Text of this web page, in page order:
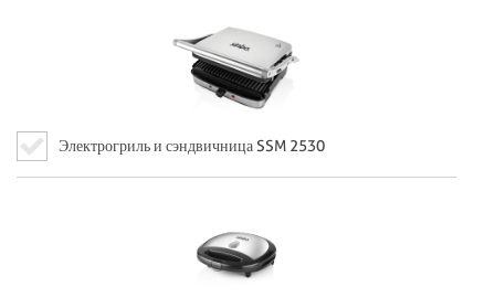
Электрогриль и сэндвичница SSM 2530